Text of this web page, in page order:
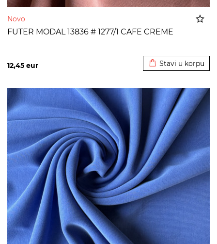
Novo
FUTER MODAL 13836 # 1277/1 CAFE CREME
12,45 eur Stavi u korpu